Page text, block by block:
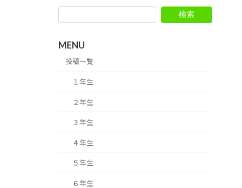
検索
MENU
投稿一覧
１年生
２年生
３年生
４年生
５年生
６年生